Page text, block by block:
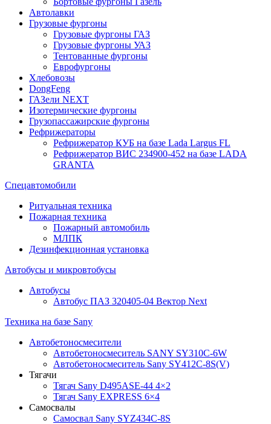
Автолавки
Грузовые фургоны
Грузовые фургоны ГАЗ
Грузовые фургоны УАЗ
Тентованные фургоны
Еврофургоны
Хлебовозы
DongFeng
ГАЗели NEXT
Изотермические фургоны
Грузопассажирские фургоны
Рефрижераторы
Рефрижератор КУБ на базе Lada Largus FL
Рефрижератор ВИС 234900-452 на базе LADA
GRANTA
Спецавтомобили
Ритуальная техника
Пожарная техника
Пожарный автомобиль
МЛПК
Дезинфекционная установка
Автобусы и микровтобусы
Автобусы
Автобус ПАЗ 320405-04 Вектор Next
Техника на базе Sany
Автобетоносмесители
Автобетоносмеситель SANY SY310C-6W
Автобетоносмеситель Sany SY412C-8S(V)
Тягачи
Тягач Sany D495ASE-44 4×2
Тягач Sany EXPRESS 6×4
Самосвалы
Самосвал Sany SYZ434C-8S